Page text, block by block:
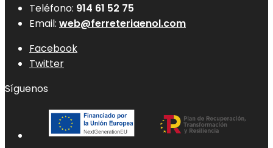
Teléfono: 914 61 52 75
Email: web@ferreteriaenol.com
Facebook
Twitter
Síguenos